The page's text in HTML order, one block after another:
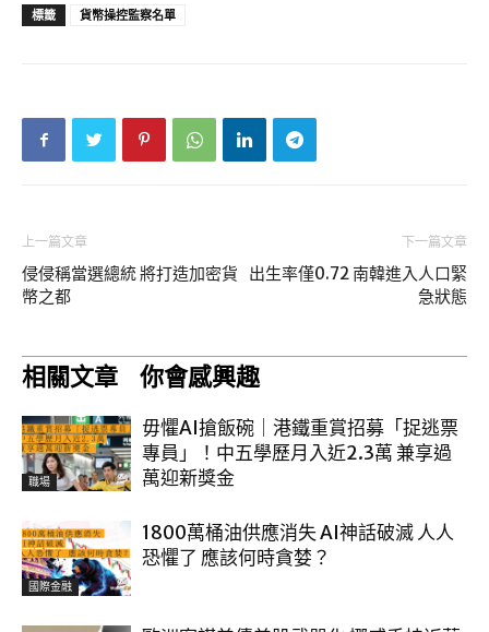
標籤 貨幣操控監察名單
上一篇文章
侵侵稱當選總統 將打造加密貨
幣之都
下一篇文章
出生率僅0.72 南韓進入人口緊
急狀態
相關文章 你會感興趣
職場
毋懼AI搶飯碗｜港鐵重賞招募「捉逃票
專員」！中五學歷月入近2.3萬 兼享過
萬迎新獎金
國際金融
1800萬桶油供應消失 AI神話破滅 人人
恐懼了 應該何時貪婪？